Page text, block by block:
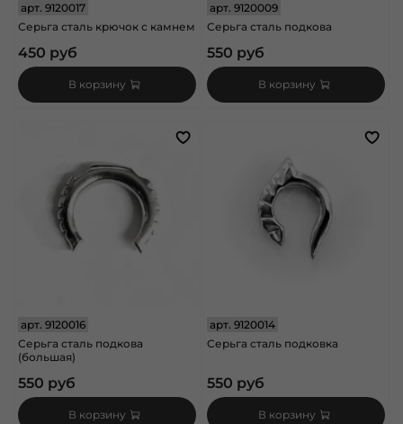
арт. 9120017
Серьга сталь крючок с камнем
450 руб
В корзину
арт.9120009
Серьга сталь подкова
550 руб
В корзину
арт. 9120016
Серьга сталь подкова
(большая)
550 руб
В корзину
арт.9120014
Серьга сталь подковка
550 руб
В корзину